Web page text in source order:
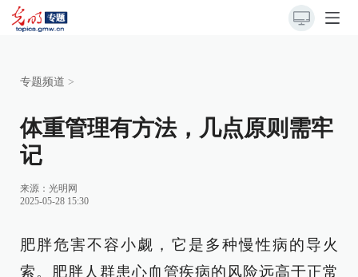
专题频道 >
体重管理有方法，几点原则需牢
记
来源： 光明网
2025-05-28 15:30
肥胖危害不容小觑，它是多种慢性病的导火
索。肥胖人群患心血管疾病的风险远高于正常